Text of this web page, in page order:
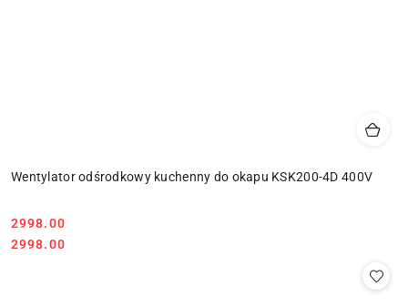
Wentylator odśrodkowy kuchenny do okapu KSK200-4D 400V
Cena:
2998.00
Cena:
2998.00